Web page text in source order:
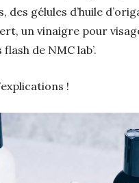
des gélules d’huile
un vinaigre pour
de NMC lab’.
!